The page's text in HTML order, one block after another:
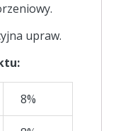
upraw.
8%